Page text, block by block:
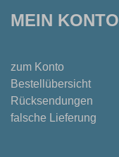
MEIN KONTO
zum Konto
Bestellübersicht
Rücksendungen
falsche Lieferung